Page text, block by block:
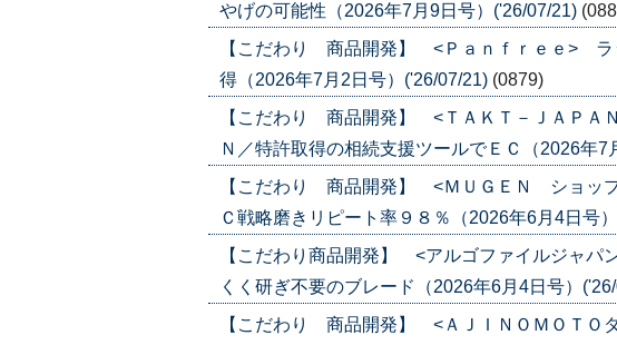
やげの可能性（2026年7月9日号）('26/07/21)
【こだわり 商品開発】 <Ｐａｎｆｒｅｅ> ラ
得（2026年7月2日号）('26/07/21) (0879)
【こだわり 商品開発】 <ＴＡＫＴ－ＪＡＰ
Ｎ／特許取得の相続支援ツールでＥＣ（2026年7
【こだわり 商品開発】 <ＭＵＧＥＮ ショッ
Ｃ戦略磨きリピート率９８％（2026年6月4日号
【こだわり商品開発】 <アルゴファイルジャ
くく研ぎ不要のブレード（2026年6月4日号）
【こだわり 商品開発】 <ＡＪＩＮＯＭＯＴＯ